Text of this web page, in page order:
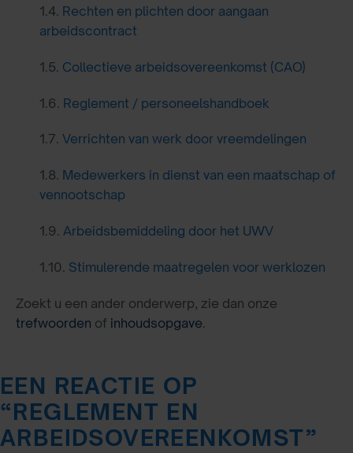
1.4. Rechten en plichten door aangaan
arbeidscontract
1.5. Collectieve arbeidsovereenkomst (CAO)
1.6. Reglement / personeelshandboek
1.7. Verrichten van werk door vreemdelingen
1.8. Medewerkers in dienst van een maatschap of
vennootschap
1.9. Arbeidsbemiddeling door het UWV
1.10. Stimulerende maatregelen voor werklozen
Zoekt u een ander onderwerp, zie dan onze
trefwoorden of inhoudsopgave.
EEN REACTIE OP
“REGLEMENT EN
ARBEIDSOVEREENKOMST”